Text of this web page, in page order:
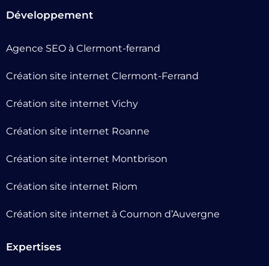
Développement
Agence SEO à Clermont-ferrand
Création site internet Clermont-Ferrand
Création site internet Vichy
Création site internet Roanne
Création site internet Montbrison
Création site internet Riom
Création site internet à Cournon d’Auvergne
Expertises